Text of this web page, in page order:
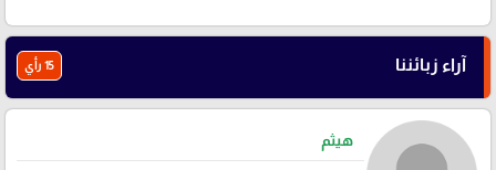
آراء زبائننا 15 رأي
هيثم